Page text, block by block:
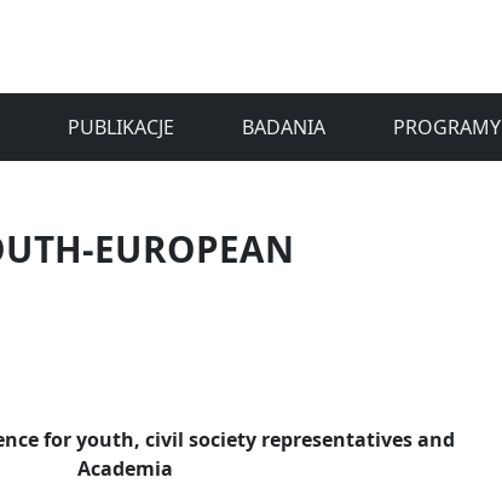
PUBLIKACJE BADANIA PROGRAMY
EUROPEAN
for youth, civil society representatives and
Academia